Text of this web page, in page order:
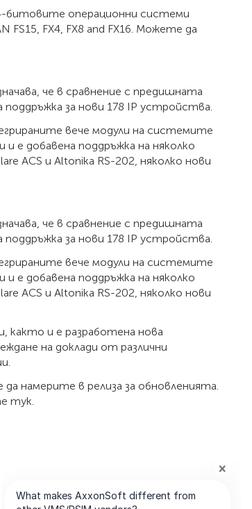
битовите операционни системи
FS15, FX4, FX8 and FX16. Можете да
че в сравнение с предишната
поддръжка за нови 178 IP устройства.
вече модули на системите
е добавена поддръжка на няколко
ACS и Altonika RS-202, няколко нови
че в сравнение с предишната
поддръжка за нови 178 IP устройства.
вече модули на системите
е добавена поддръжка на няколко
ACS и Altonika RS-202, няколко нови
както и е разработена нова
на доклади от различни
намерите в релиза за обновленията.
тук.